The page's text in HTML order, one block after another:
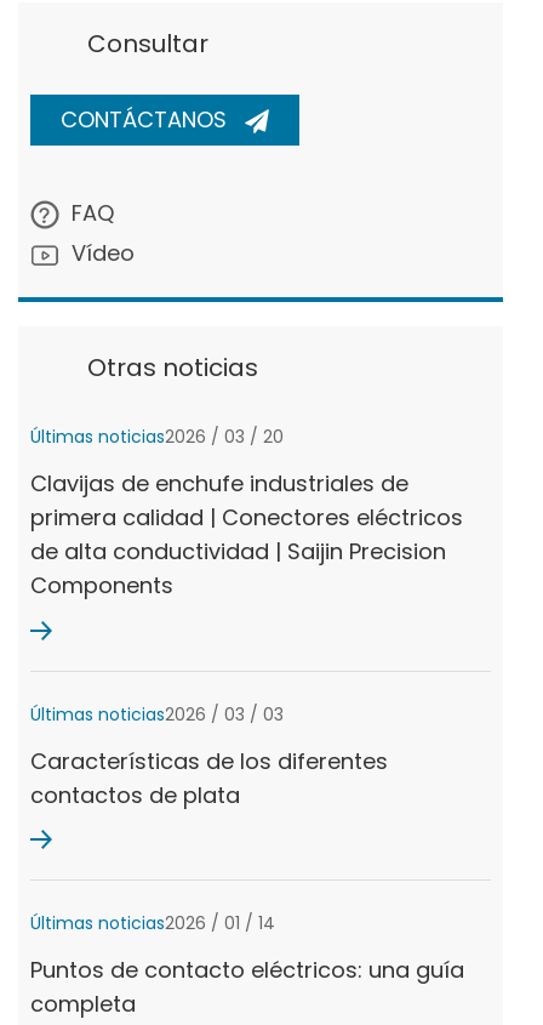
Consultar
CONTÁCTANOS
FAQ
Vídeo
Otras noticias
Últimas noticias2026 / 03 / 20
Clavijas de enchufe industriales de
primera calidad | Conectores eléctricos
de alta conductividad | Saijin Precision
Components
Últimas noticias2026 / 03 / 03
Características de los diferentes
contactos de plata
Últimas noticias2026 / 01 / 14
Puntos de contacto eléctricos: una guía
completa